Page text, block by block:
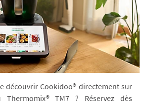
découvrir Cookidoo® directement sur
TM7 ? Réservez dès